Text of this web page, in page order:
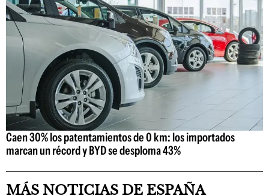
Caen 30% los patentamientos de 0 km: los importados
marcan un récord y BYD se desploma 43%
MÁS NOTICIAS DE ESPAÑA